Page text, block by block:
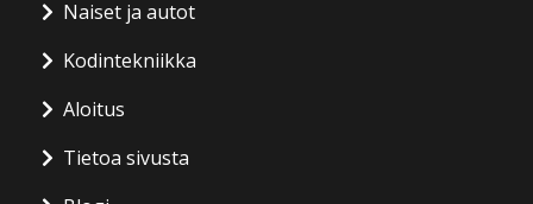
Naiset ja autot
Kodintekniikka
Aloitus
Tietoa sivusta